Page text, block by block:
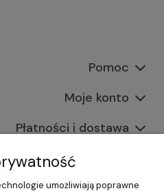
Pomoc
Moje konto
Płatności i dostawa
Informacje
umożliwiają poprawne